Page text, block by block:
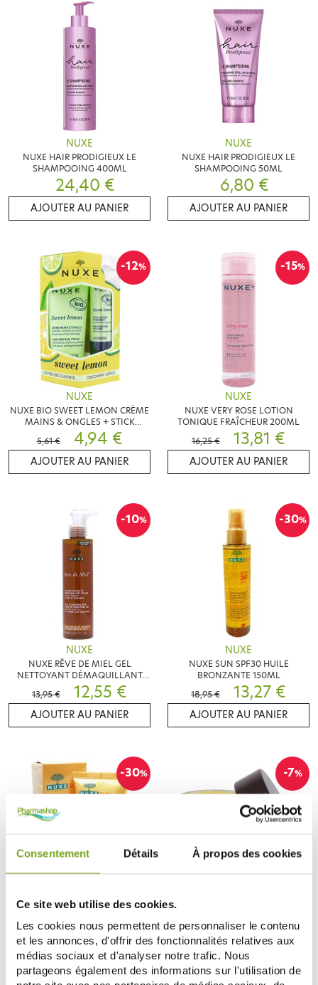
Consentement Détails À propos des cookies
Ce site web utilise des cookies.
Les cookies nous permettent de personnaliser le contenu
et les annonces, d'offrir des fonctionnalités relatives aux
médias sociaux et d'analyser notre trafic. Nous
partageons également des informations sur l'utilisation de
NUXE
NUXE HAIR PRODIGIEUX LE
SHAMPOOING 400ML
24,40 €
AJOUTER AU PANIER
NUXE
NUXE HAIR PRODIGIEUX LE
SHAMPOOING 50ML
6,80 €
AJOUTER AU PANIER
-12%
NUXE
NUXE BIO SWEET LEMON CRÈME
MAINS & ONGLES + STICK
LÈVRES
5,61 € 4,94 €
AJOUTER AU PANIER
-15%
NUXE
NUXE VERY ROSE LOTION
TONIQUE FRAÎCHEUR 200ML
16,25 €
13,81 €
AJOUTER AU PANIER
-10%
NUXE
NUXE RÊVE DE MIEL GEL
NETTOYANT DÉMAQUILLANT
200 ML
13,95 € 12,55 €
AJOUTER AU PANIER
-30%
NUXE
NUXE SUN SPF30 HUILE
BRONZANTE 150ML
18,95 €
13,27 €
AJOUTER AU PANIER
-30%
NUXE
FONDANTE 50ML
15,65 €
10,96 €
AJOUTER AU PANIER
-7%
LEVRE 15 G
9,95 €
9,25 €
AJOUTER AU PANIER